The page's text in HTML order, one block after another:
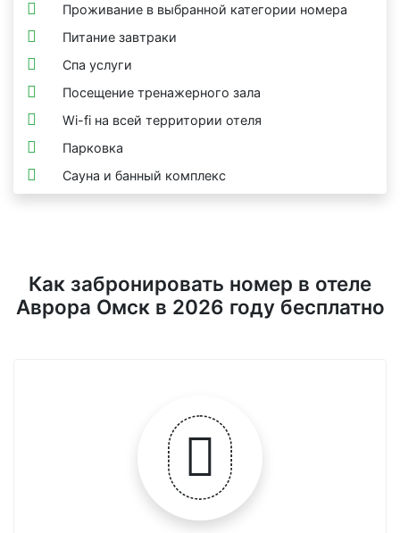
Проживание в выбранной категории номера
Питание завтраки
Спа услуги
Посещение тренажерного зала
Wi-fi на всей территории отеля
Парковка
Сауна и банный комплекс
Как забронировать номер в отеле
Аврора Омск в 2026 году бесплатно